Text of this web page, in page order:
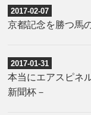
2017-02-07
京都記念を勝つ馬
2017-01-31
本当にエアスピネ
新聞杯－